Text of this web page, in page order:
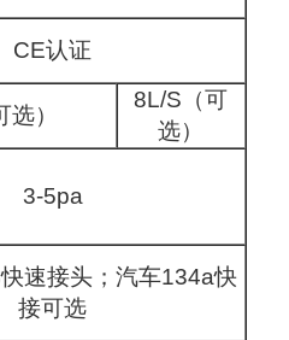
CE认证
）
8L/S（可
选）
3-5pa
速接头；汽车134a快
接可选